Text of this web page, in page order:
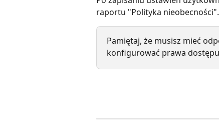
raportu "Polityka nieobecnoścі".
Pamiętaj, że musisz mieć
konfigurować prawa